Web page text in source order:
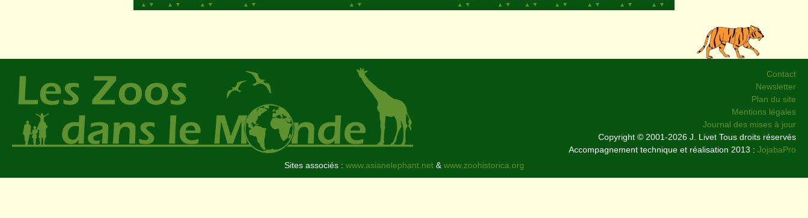
▲
▼
▲
▼
▲
▼
▲
▼
▲
▼
▲
▼
▲
▼
▲
▼
▲
▼
▲
▼
▲
▼
▲
▼
Contact
Newsletter
Plan du site
Mentions légales
Journal des mises à jour
Copyright © 2001-2026 J. Livet Tous droits réservés
Accompagnement technique et réalisation 2013 : JojabaPro
Sites associés : www.asianelephant.net&www.zoohistorica.org